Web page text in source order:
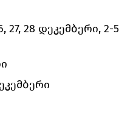
28 დეკემბერი, 2-5